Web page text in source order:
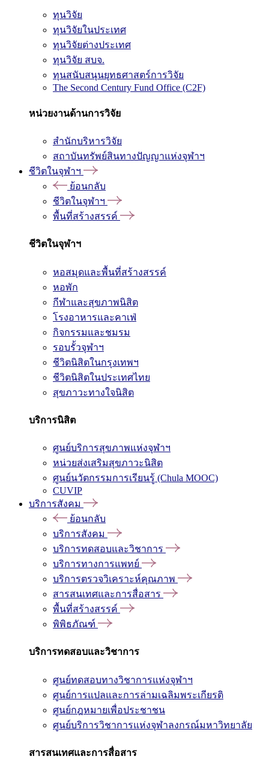
ทุนวิจัย
ทุนวิจัยในประเทศ
ทุนวิจัยต่างประเทศ
ทุนวิจัย สบจ.
ทุนสนับสนุนยุทธศาสตร์การวิจัย
The Second Century Fund Office (C2F)
หน่วยงานด้านการวิจัย
สำนักบริหารวิจัย
สถาบันทรัพย์สินทางปัญญาแห่งจุฬาฯ
ชีวิตในจุฬาฯ
ย้อนกลับ
ชีวิตในจุฬาฯ
พื้นที่สร้างสรรค์
ชีวิตในจุฬาฯ
หอสมุดและพื้นที่สร้างสรรค์
หอพัก
กีฬาและสุขภาพนิสิต
โรงอาหารและคาเฟ่
กิจกรรมและชมรม
รอบรั้วจุฬาฯ
ชีวิตนิสิตในกรุงเทพฯ
ชีวิตนิสิตในประเทศไทย
สุขภาวะทางใจนิสิต
บริการนิสิต
ศูนย์บริการสุขภาพแห่งจุฬาฯ
หน่วยส่งเสริมสุขภาวะนิสิต
ศูนย์นวัตกรรมการเรียนรู้ (Chula MOOC)
CUVIP
บริการสังคม
ย้อนกลับ
บริการสังคม
บริการทดสอบและวิชาการ
บริการทางการแพทย์
บริการตรวจวิเคราะห์คุณภาพ
สารสนเทศและการสื่อสาร
พื้นที่สร้างสรรค์
พิพิธภัณฑ์
บริการทดสอบและวิชาการ
ศูนย์ทดสอบทางวิชาการแห่งจุฬาฯ
ศูนย์การแปลและการล่ามเฉลิมพระเกียรติ
ศูนย์กฎหมายเพื่อประชาชน
ศูนย์บริการวิชาการแห่งจุฬาลงกรณ์มหาวิทยาลัย
สารสนเทศและการสื่อสาร